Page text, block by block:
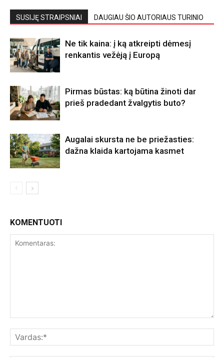
SUSIJĘ STRAIPSNIAI DAUGIAU ŠIO AUTORIAUS TURINIO
Ne tik kaina: į ką atkreipti dėmesį
renkantis vežėją į Europą
Pirmas būstas: ką būtina žinoti dar
prieš pradedant žvalgytis buto?
Augalai skursta ne be priežasties:
dažna klaida kartojama kasmet
KOMENTUOTI